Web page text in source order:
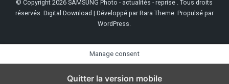
© Copyright 2026SAMSUNG Photo - actualités - reprise . Tous droits
réservés. Digital Download | Développé par Rara Theme . Propulsé par
WordPress
Manage consent
Quitter la version mobile